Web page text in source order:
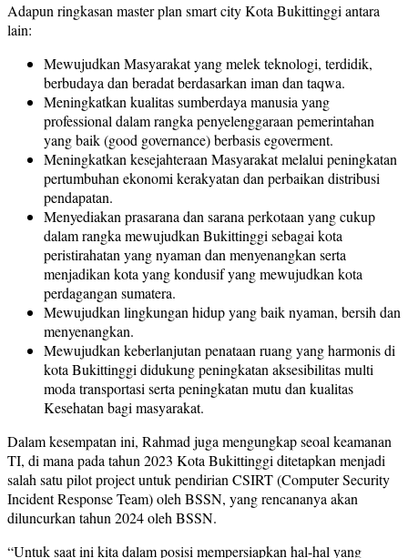
Adapun ringkasan master plan smart city Kota Bukittinggi antara
lain:
Mewujudkan Masyarakat yang melek teknologi, terdidik,
berbudaya dan beradat berdasarkan iman dan taqwa.
Meningkatkan kualitas sumberdaya manusia yang
professional dalam rangka penyelenggaraan pemerintahan
yang baik (good governance) berbasis egoverment.
Meningkatkan kesejahteraan Masyarakat melalui peningkatan
pertumbuhan ekonomi kerakyatan dan perbaikan distribusi
pendapatan.
Menyediakan prasarana dan sarana perkotaan yang cukup
dalam rangka mewujudkan Bukittinggi sebagai kota
peristirahatan yang nyaman dan menyenangkan serta
menjadikan kota yang kondusif yang mewujudkan kota
perdagangan sumatera.
Mewujudkan lingkungan hidup yang baik nyaman, bersih dan
menyenangkan.
Mewujudkan keberlanjutan penataan ruang yang harmonis di
kota Bukittinggi didukung peningkatan aksesibilitas multi
moda transportasi serta peningkatan mutu dan kualitas
Kesehatan bagi masyarakat.
Dalam kesempatan ini, Rahmad juga mengungkap seoal keamanan
TI, di mana pada tahun 2023 Kota Bukittinggi ditetapkan menjadi
salah satu pilot project untuk pendirian CSIRT (Computer Security
Incident Response Team) oleh BSSN, yang rencananya akan
diluncurkan tahun 2024 oleh BSSN.
“Untuk saat ini kita dalam posisi mempersiapkan hal-hal yang